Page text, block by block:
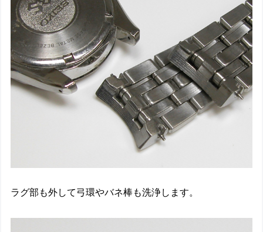
ラグ部も外して弓環やバネ棒も洗浄します。